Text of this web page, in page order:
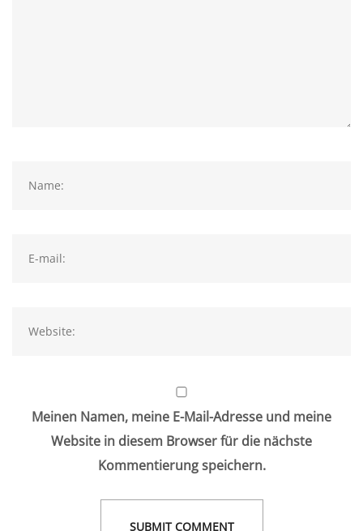
Meinen Namen, meine E-Mail-Adresse und meine
Website in diesem Browser für die nächste
Kommentierung speichern.